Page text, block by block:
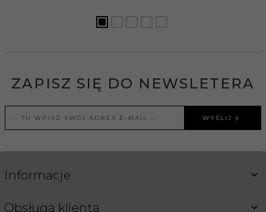
ZAPISZ SIĘ DO NEWSLETERA
WYŚLIJ
Informacje
Obsługa klienta